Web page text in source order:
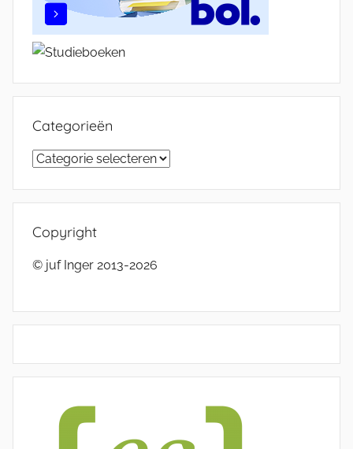
Categorieën
Categorieën
Copyright
© juf Inger 2013-2026